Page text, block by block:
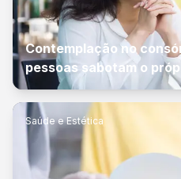
Contemplação no
pessoas sabotam o
Saúde e Estética